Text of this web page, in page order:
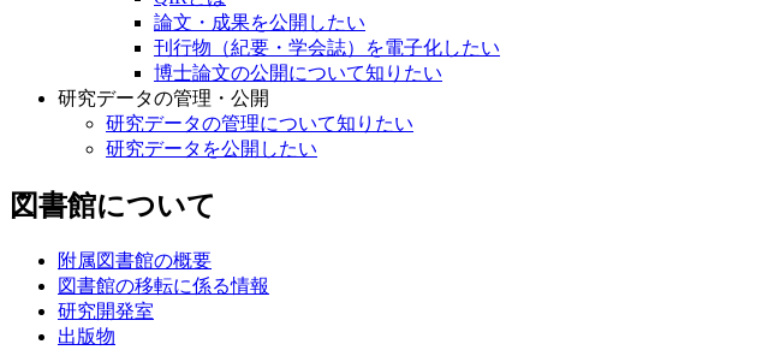
論文・成果を公開したい
刊行物（紀要・学会誌）を電子化したい
博士論文の公開について知りたい
研究データの管理・公開
研究データの管理について知りたい
研究データを公開したい
図書館について
附属図書館の概要
図書館の移転に係る情報
研究開発室
出版物